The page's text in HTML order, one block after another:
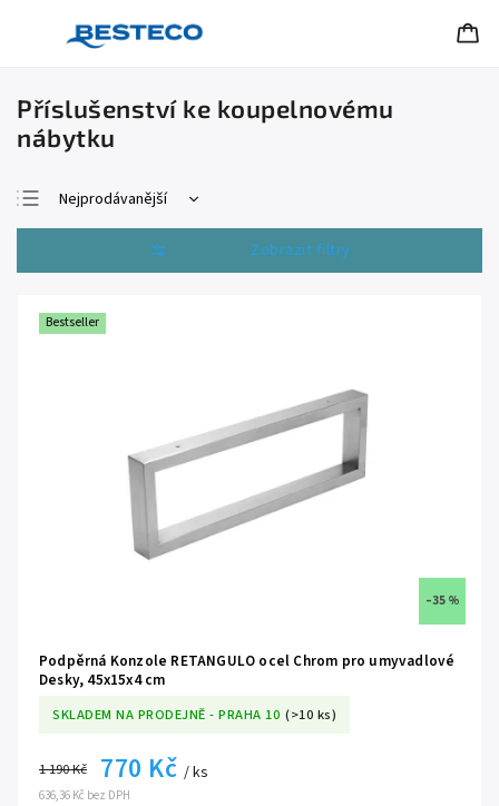
Příslušenství ke koupelnovému
nábytku
Nejprodávanější
Nejlevnější
Nejdražší
Bestseller
–35 %
Podpěrná Konzole RETANGULO ocel Chrom pro umyvadlové
Desky, 45x15x4 cm
SKLADEM NA PRODEJNĚ - PRAHA 10 (>10 ks)
636,36 Kč bez DPH
1 190 Kč 770 Kč / ks